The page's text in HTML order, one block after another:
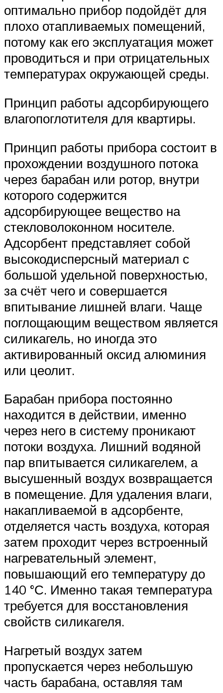
оптимально прибор подойдёт для
плохо отапливаемых помещений,
потому как его эксплуатация может
проводиться и при отрицательных
температурах окружающей среды.
Принцип работы адсорбирующего
влагопоглотителя для квартиры.
Принцип работы прибора состоит в
прохождении воздушного потока
через барабан или ротор, внутри
которого содержится
адсорбирующее вещество на
стекловолоконном носителе.
Адсорбент представляет собой
высокодисперсный материал с
большой удельной поверхностью,
за счёт чего и совершается
впитывание лишней влаги. Чаще
поглощающим веществом является
силикагель, но иногда это
активированный оксид алюминия
или цеолит.
Барабан прибора постоянно
находится в действии, именно
через него в систему проникают
потоки воздуха. Лишний водяной
пар впитывается силикагелем, а
высушенный воздух возвращается
в помещение. Для удаления влаги,
накапливаемой в адсорбенте,
отделяется часть воздуха, которая
затем проходит через встроенный
нагревательный элемент,
повышающий его температуру до
140 °С. Именно такая температура
требуется для восстановления
свойств силикагеля.
Нагретый воздух затем
пропускается через небольшую
часть барабана, оставляя там